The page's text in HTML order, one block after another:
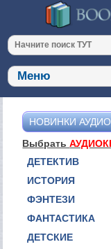
НОВИНКИ
Выбрать
ДЕТЕКТИВ
ИСТОРИЯ
ФЭНТЕЗИ
ФАНТАСТИКА
ДЕТСКИЕ